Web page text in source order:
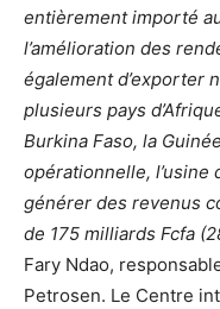
entièrement importé
l’amélioration des
également d’exporter
plusieurs pays
Burkina Faso, la
opérationnelle,
générer des revenus
de 175 milliards Fcfa
Fary Ndao,
Petrosen. Le Centre